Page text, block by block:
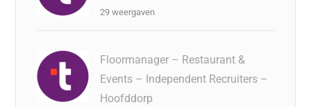
29 weergaven
Floormanager – Restaurant &
Events – Independent Recruiters –
Hoofddorp